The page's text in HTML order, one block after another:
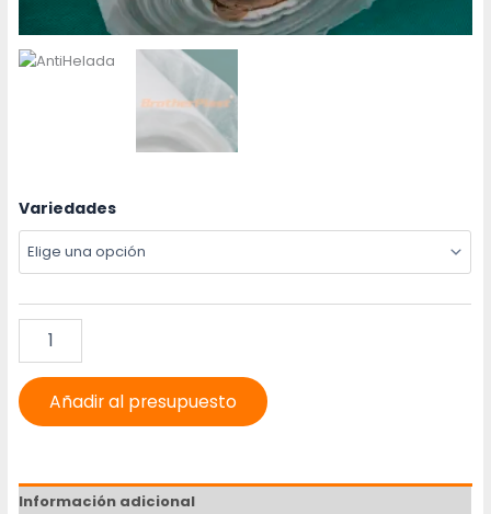
Variedades
Añadir al presupuesto
Información adicional